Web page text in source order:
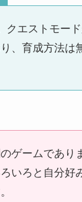
クエストモー
、育成方法は
ゲームであり
いろと自分好